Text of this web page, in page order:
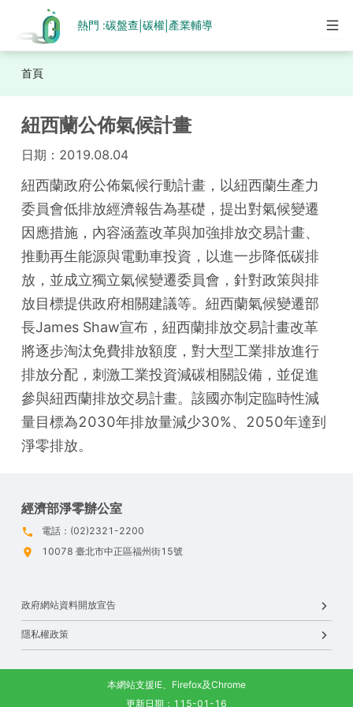
熱門 :碳盤查 碳權| 產業輔導
首頁
紐西蘭公佈氣候計畫
日期： 2019.08.04
紐西蘭政府公佈氣候行動計畫，以紐西蘭生產力
委員會低排放經濟報告為基礎，提出對氣候變遷
因應措施，內容涵蓋改革與加強排放交易計畫、
推動再生能源與電動車投資，以進一步降低碳排
放，並成立獨立氣候變遷委員會，針對政策與排
放目標提供政府相關建議等。紐西蘭氣候變遷部
長James Shaw宣布，紐西蘭排放交易計畫改革
將逐步淘汰免費排放額度，對大型工業排放進行
排放分配，刺激工業投資減碳相關設備，並促進
參與紐西蘭排放交易計畫。該國亦制定臨時性減
量目標為2030年排放量減少30%、2050年達到
淨零排放。
經濟部淨零辦公室
電話：(02)2321-2200
10078 臺北市中正區福州街15號
政府網站資料開放宣告
隱私權政策
本網站支援IE、Firefox及Chrome
更新日期：115-01-16